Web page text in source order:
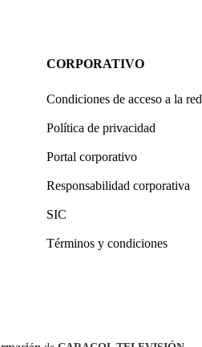
CORPORATIVO
Condiciones de acceso a la red
Política de privacidad
Portal corporativo
Responsabilidad corporativa
SIC
Términos y condiciones